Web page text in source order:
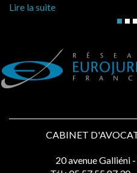
CABINET
20 avenue Galliéni